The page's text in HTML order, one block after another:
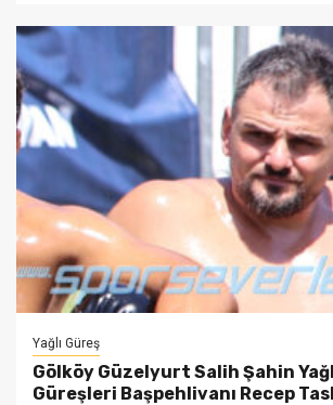
Yağlı Güreş
Gölköy Güzelyurt Salih Şahin
Güreşleri Başpehlivanı Recep